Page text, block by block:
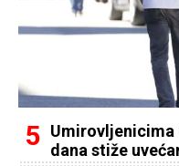
Umirovljenicima
dana stiže